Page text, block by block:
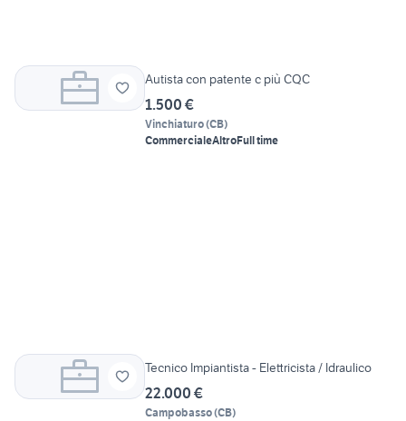
Autista con patente c più CQC
1.500 €
Vinchiaturo(CB)
CommercialeAltroFull time
Tecnico Impiantista - Elettricista / Idraulico
22.000 €
Campobasso(CB)